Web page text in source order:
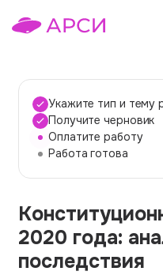
Темы работ
О сервисе
О компании
Наши гарантии
Контакты
Укажите тип и тему
Получите черновик
Оплатите работу
Работа готова
2020 года:
последствия